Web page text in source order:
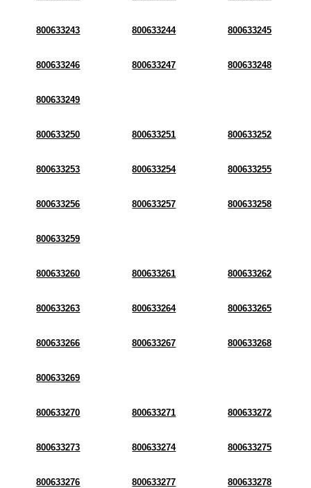
800633243 800633244 800633245
800633246 800633247 800633248
800633249
800633250 800633251 800633252
800633253 800633254 800633255
800633256 800633257 800633258
800633259
800633260 800633261 800633262
800633263 800633264 800633265
800633266 800633267 800633268
800633269
800633270 800633271 800633272
800633273 800633274 800633275
800633276 800633277 800633278